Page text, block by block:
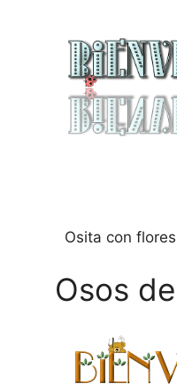
Osita con
Osos